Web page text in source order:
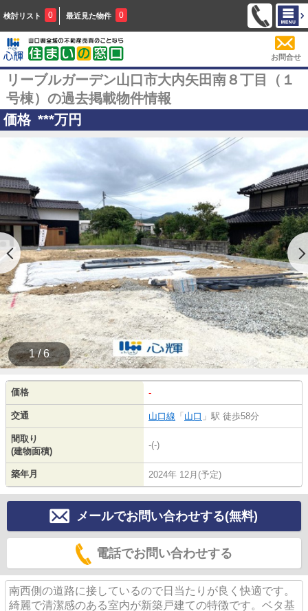
検討リスト 0 最近見た物件 0
お問合せ
リーブルガーデン山口市大内矢田南８丁目（１
号棟）の過去掲載物件情報
価格 ***万円
1 / 6
価格 -
交通 山口線 「 山口 」駅 徒歩58分
間取り
(建物面積)
-(-)
築年月 2024年 12月(予定)
メールでお問い合わせする(無料)
電話でお問い合わせする
南西側の道路に接しているので日当たりが良く快適です。
綺麗で清潔感のある室内が新築戸建ての特徴です。ベタ基